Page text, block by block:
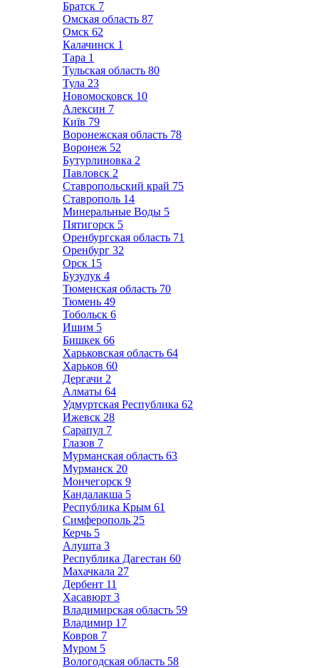
Братск 7
Омская область 87
Омск 62
Калачинск 1
Тара 1
Тульская область 80
Тула 23
Новомосковск 10
Алексин 7
Київ 79
Воронежская область 78
Воронеж 52
Бутурлиновка 2
Павловск 2
Ставропольский край 75
Ставрополь 14
Минеральные Воды 5
Пятигорск 5
Оренбургская область 71
Оренбург 32
Орск 15
Бузулук 4
Тюменская область 70
Тюмень 49
Тобольск 6
Ишим 5
Бишкек 66
Харьковская область 64
Харьков 60
Дергачи 2
Алматы 64
Удмуртская Республика 62
Ижевск 28
Сарапул 7
Глазов 7
Мурманская область 63
Мурманск 20
Мончегорск 9
Кандалакша 5
Республика Крым 61
Симферополь 25
Керчь 5
Алушта 3
Республика Дагестан 60
Махачкала 27
Дербент 11
Хасавюрт 3
Владимирская область 59
Владимир 17
Ковров 7
Муром 5
Вологодская область 58